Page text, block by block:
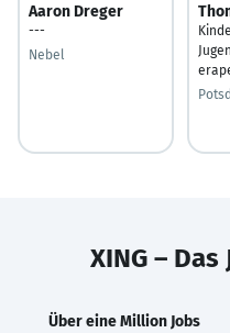
Aaron Dreger
---
Nebel
XING –
Über eine Million Jobs